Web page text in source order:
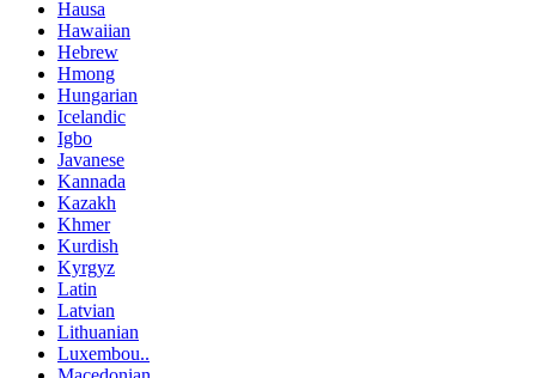
Hausa
Hawaiian
Hebrew
Hmong
Hungarian
Icelandic
Igbo
Javanese
Kannada
Kazakh
Khmer
Kurdish
Kyrgyz
Latin
Latvian
Lithuanian
Luxembou..